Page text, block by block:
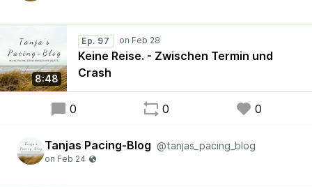
8:48
Ep. 97
Keine Reise. - Zwischen Termin und
Crash
0 0 0
Tanjas Pacing-Blog @tanjas_pacing_blog